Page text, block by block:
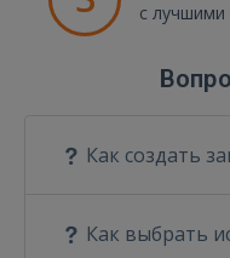
с
Как создать
Как выбрать